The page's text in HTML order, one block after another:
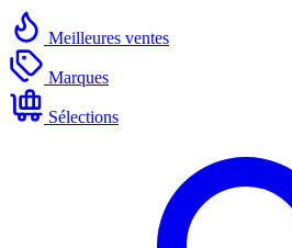
Meilleures ventes
Marques
Sélections